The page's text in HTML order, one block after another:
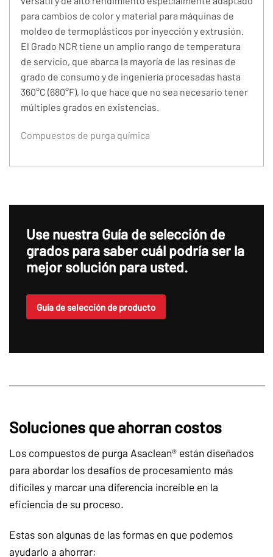
para cambios de color y material para máquinas de
moldeo de termoplásticos por inyección y extrusión.
El Grado NCR tiene un amplio rango de temperatura
de servicio, que abarca la mayoría de las resinas de
grado de consumo y de ingeniería procesadas hasta
360°C (680°F), lo que hace que no sea necesario tener
múltiples grados en existencias.
Compuestos de purga química
Use nuestra Guía de selección de
grados para saber cuál podría ser la
mejor solución para usted.
Guía de selección de producto
Soluciones que ahorran costos
Los compuestos de purga Asaclean® están diseñados
para abordar los desafíos de procesamiento más
difíciles y marcar una diferencia increíble en la
eficiencia de su proceso.
Estas son algunas de las formas en que podemos
ayudarlo a ahorrar: